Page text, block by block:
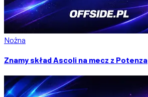
Nożna
Znamy skład Ascoli na mecz z Potenza